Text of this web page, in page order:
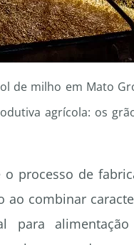
de milho em Mato
agrícola: os
processo de
ao combinar
para